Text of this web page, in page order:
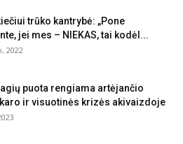
trūko kantrybė: „Pone
jei mes – NIEKAS, tai kodėl...
2022
puota rengiama artėjančio
ir visuotinės krizės akivaizdoje